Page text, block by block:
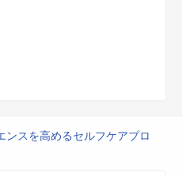
ンスを高めるセルフケアプロ